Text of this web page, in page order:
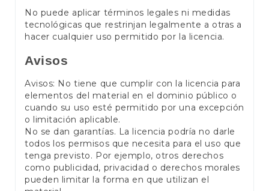
No puede aplicar términos legales ni medidas
tecnológicas que restrinjan legalmente a otras a
hacer cualquier uso permitido por la licencia.
Avisos
Avisos: No tiene que cumplir con la licencia para
elementos del material en el dominio público o
cuando su uso esté permitido por una excepción
o limitación aplicable.
No se dan garantías. La licencia podría no darle
todos los permisos que necesita para el uso que
tenga previsto. Por ejemplo, otros derechos
como publicidad, privacidad o derechos morales
pueden limitar la forma en que utilizan el